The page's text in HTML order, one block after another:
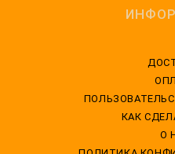
КАК
О